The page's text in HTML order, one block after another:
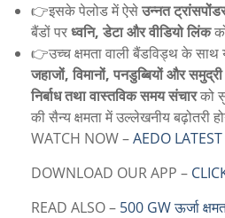
👉इसके पेलोड में ऐसेउन्नत
बैंडों परध्वनि, डेटा और वीडियो लिंक
👉उच्च क्षमता वाली बैंडविड्थ के साथ
जहाजों, विमानों, पनडुब्बियों और
निर्बाध तथा वास्तविक समय संचारको
की सैन्य क्षमता में उल्लेखनीय बढ़ोतरी
WATCH NOW –AEDO
DOWNLOAD OUR APP –
READ ALSO – 500 GW ऊर्जा